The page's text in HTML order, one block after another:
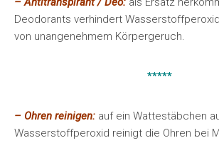
Deodorants verhindert
von unangenehmem Körpergeruch.
*****
– Ohren reinigen: auf ein Wattestäbchen
Wasserstoffperoxid reinigt die Ohren bei